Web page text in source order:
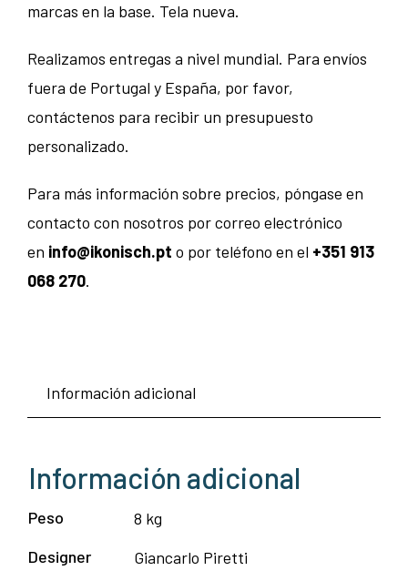
marcas en la base. Tela nueva.
Realizamos entregas a nivel mundial. Para envíos
fuera de Portugal y España, por favor,
contáctenos para recibir un presupuesto
personalizado.
Para más información sobre precios, póngase en
contacto con nosotros por correo electrónico
en info@ikonisch.pt o por teléfono en el +351 913
068 270.
Información adicional
Información adicional
Peso
8 kg
Designer
Giancarlo Piretti